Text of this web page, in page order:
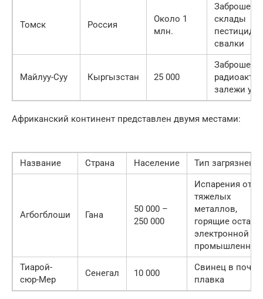
Томск Россия
Около 1
млн.
склады
свалки
Майлуу-Суу Кыргызстан 25 000
залежи
Африканский континент представлен двумя местами:
Название Страна Население Тип
Агбогблоши Гана
50 000 –
250 000
Испарения от
тяжелых
металлов,
горящие
электронной
Тиарой-
сюр-Мер
Сенегал 10 000
Свинец в почве,
плавка